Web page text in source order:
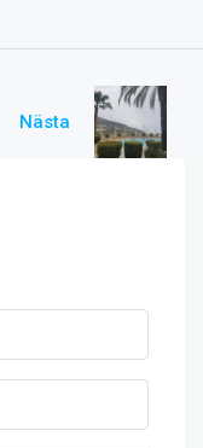
Nästa